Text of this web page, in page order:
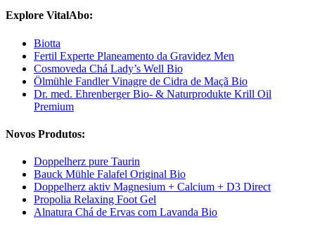
Explore VitalAbo:
Biotta
Fertil Experte Planeamento da Gravidez Men
Cosmoveda Chá Lady’s Well Bio
Ölmühle Fandler Vinagre de Cidra de Maçã Bio
Dr. med. Ehrenberger Bio- & Naturprodukte Krill Oil
Premium
Novos Produtos:
Doppelherz pure Taurin
Bauck Mühle Falafel Original Bio
Doppelherz aktiv Magnesium + Calcium + D3 Direct
Propolia Relaxing Foot Gel
Alnatura Chá de Ervas com Lavanda Bio